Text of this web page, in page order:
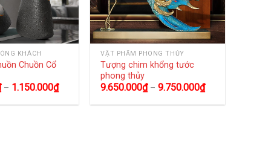
KHÁCH
Chuồn Cổ
– 1.150.000₫
VẬT PHẨM PHONG THỦY
Tượng chim khổng tước
phong thủy
9.650.000₫–9.750.000₫